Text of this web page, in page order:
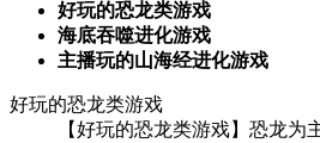
好玩的恐龙类游戏
海底吞噬进化游戏
主播玩的山海经进化游戏
好玩的恐龙类游戏
【好玩的恐龙类游戏】恐龙为